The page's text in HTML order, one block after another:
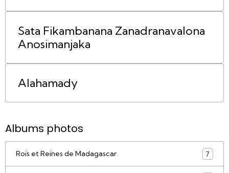
Sata Fikambanana Zanadranavalona
Anosimanjaka
Alahamady
Albums photos
Rois et Reines de Madagascar 7